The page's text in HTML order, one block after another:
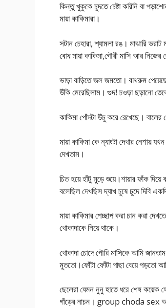
কিন্তু খুকুকে চুদতে চেষ্টা করিনি বা
মায়া কাকিমারা।
সটান চেহারা, শ্যামলা রঙ। মাঝারি
বোধ মায়া কাকিমা,গৌরী মাসি আর নিজের
ভাড়া বাড়িতে জল জমতো। বাথরুম
উঁকি মেরেছিলাম। গুদ! চওড়া ছড়ানো
কাকিমা পোঁদটা উঁচু করে রেখেছে।
মায়া কাকিমা কে ন্যাংটা দেখার নেশায়
দেখতাম।
চিত হয়ে হাঁটু মুড়ে শুয়ে।শায়ার ফাঁক
বলেছিল দেখছিস দ্যাখ চুষে চুদে দিবি
মায়া কাকিমার পেচ্ছাপ করা চান করা
খোকাদাকে নিয়ে থাকে।
খোকাদা চোদে গৌরি মাসিকে আমি
মুততো।ফোঁটা ফোঁটা পাছা বেয়ে পড়তো
ছেলেরা যেমন নুনু হাতে ধরে শেষ কয়েক
গাঁড়ের নাচন। group choda sex